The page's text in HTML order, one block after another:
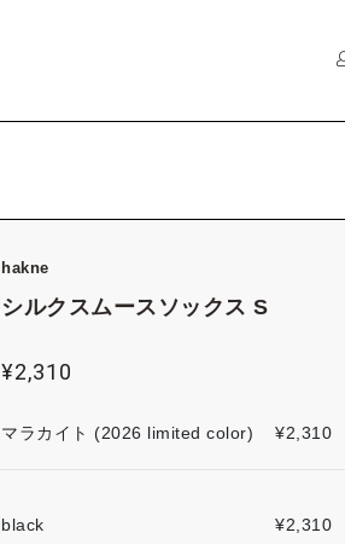
hakne
シルクスムースソックス S
¥2,310
マラカイト (2026 limited color) ¥2,310
black ¥2,310